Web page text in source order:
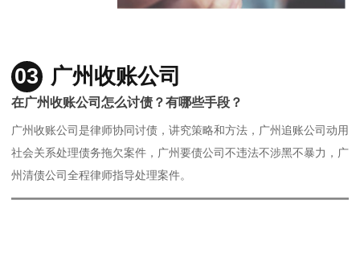
03 广州收账公司
在广州收账公司怎么讨债？有哪些手段？
广州收账公司是律师协同讨债，讲究策略和方法，广州追账公司动用
社会关系处理债务拖欠案件，广州要债公司不违法不涉黑不暴力，广
州清债公司全程律师指导处理案件。